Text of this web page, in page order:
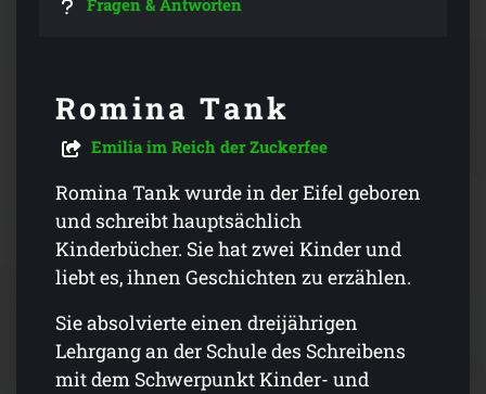
Fragen & Antworten
Romina Tank
Emilia im Reich der Zuckerfee
Romina Tank wurde in der Eifel geboren
und schreibt hauptsächlich
Kinderbücher. Sie hat zwei Kinder und
liebt es, ihnen Geschichten zu erzählen.
Sie absolvierte einen dreijährigen
Lehrgang an der Schule des Schreibens
mit dem Schwerpunkt Kinder- und